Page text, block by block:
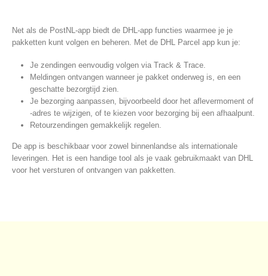
Net als de PostNL-app biedt de DHL-app functies waarmee je je
pakketten kunt volgen en beheren. Met de DHL Parcel app kun je:
Je zendingen eenvoudig volgen via Track & Trace.
Meldingen ontvangen wanneer je pakket onderweg is, en een
geschatte bezorgtijd zien.
Je bezorging aanpassen, bijvoorbeeld door het aflevermoment of
-adres te wijzigen, of te kiezen voor bezorging bij een afhaalpunt.
Retourzendingen gemakkelijk regelen.
De app is beschikbaar voor zowel binnenlandse als internationale
leveringen. Het is een handige tool als je vaak gebruikmaakt van DHL
voor het versturen of ontvangen van pakketten.